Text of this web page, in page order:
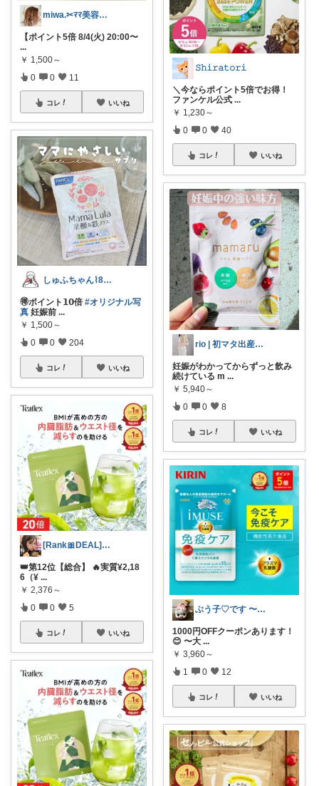
miwa.✂︎ﾏﾏ美容師💎
【ポイント5倍 8/4(火) 20:00〜
...
￥ 1,500～
0 0 11
コレ いいね
しゅふちゃん⌇ 8月もよろしくね🍉
🉐ポイント𝟭𝟬倍 #オリジナル写
真 妊娠前 ...
￥ 1,500～
0 0 204
コレ いいね
[Rank🎀DEAL]毎日コレ@ano
👑第12位【総合】 🔥実質¥2,18
6（¥ ...
￥ 2,376～
0 0 5
コレ いいね
𝚂𝚑𝚒𝚛𝚊𝚝𝚘𝚛𝚒
＼今ならポイント5倍でお得！
ファンケル公式 ...
￥ 1,230～
0 0 40
コレ いいね
rio | 初マタ出産準備🐣
妊娠がわかってからずっと飲み
続けている m ...
￥ 5,940～
0 0 8
コレ いいね
ぶう子♡です 〜感謝です〜
1000円OFFクーポンあります！
😊 〜大 ...
￥ 3,960～
1 0 12
コレ いいね